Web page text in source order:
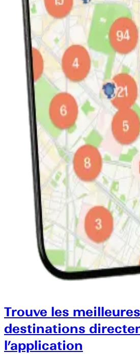
Trouve les meilleures
destinations
l’application